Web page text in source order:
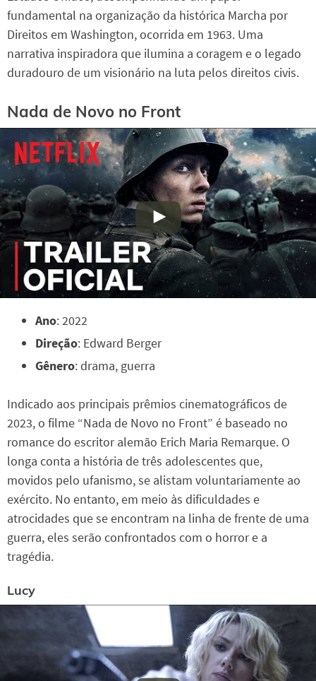
fundamental na organização da histórica Marcha por
Direitos em Washington, ocorrida em 1963. Uma
narrativa inspiradora que ilumina a coragem e o legado
duradouro de um visionário na luta pelos direitos civis.
Nada de Novo no Front
Ano: 2022
Direção: Edward Berger
Gênero: drama, guerra
Indicado aos principais prêmios cinematográficos de
2023, o filme “Nada de Novo no Front” é baseado no
romance do escritor alemão Erich Maria Remarque. O
longa conta a história de três adolescentes que,
movidos pelo ufanismo, se alistam voluntariamente ao
exército. No entanto, em meio às dificuldades e
atrocidades que se encontram na linha de frente de uma
guerra, eles serão confrontados com o horror e a
tragédia.
Lucy